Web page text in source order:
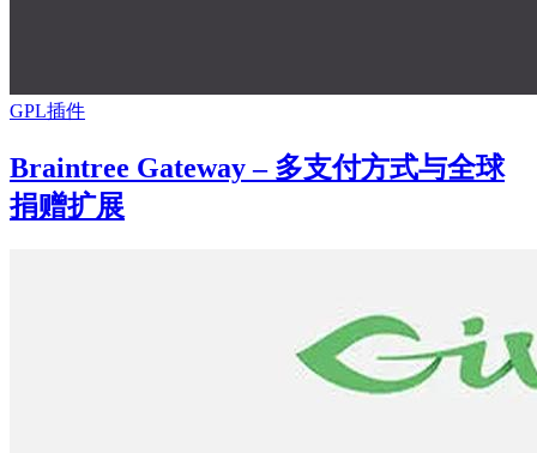
GPL插件
Braintree Gateway – 多支付方式与全球
捐赠扩展